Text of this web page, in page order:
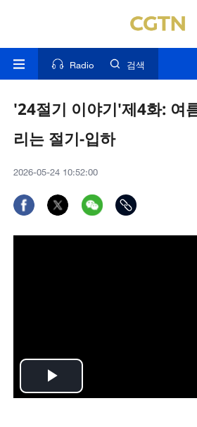
Radio 검색
'24절기 이야기'제4화: 여
리는 절기-입하
2026-05-24 10:52:00
Play